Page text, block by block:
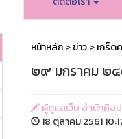
หน้าหลัก>ข่าว>เกร็ด
๒๙ มกราคม ๒
ผู้ดูแลเว็บ สำนักศิล
18 ตุลาคม 2561